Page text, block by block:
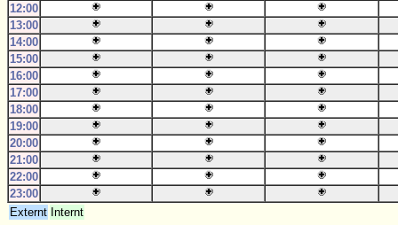
12:00
13:00
14:00
15:00
16:00
17:00
18:00
19:00
20:00
21:00
22:00
23:00
Externt Internt